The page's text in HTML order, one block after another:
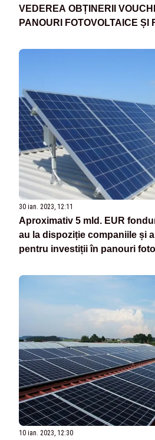
VEDEREA OBȚINERII
PANOURI FOTOVOLTAICE ȘI
30 ian. 2023, 12:11
Aproximativ 5 mld. EUR
au la dispoziție companiile și
pentru investiții în panouri
10 ian. 2023, 12:30